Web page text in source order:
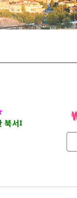
북서파를 만나는 특